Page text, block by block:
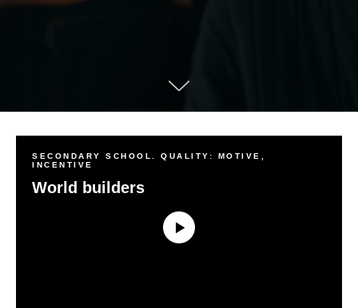
SECONDARY SCHOOL. QUALITY: MOTIVE,
INCENTIVE
World builders